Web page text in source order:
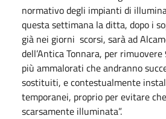
normativo degli impianti di
questa settimana la ditta, dopo i
già nei giorni scorsi, sarà ad
dell’Antica Tonnara, per
più ammalorati che andranno
sostituiti, e contestualmente
temporanei, proprio per evitare
scarsamente illuminata”.